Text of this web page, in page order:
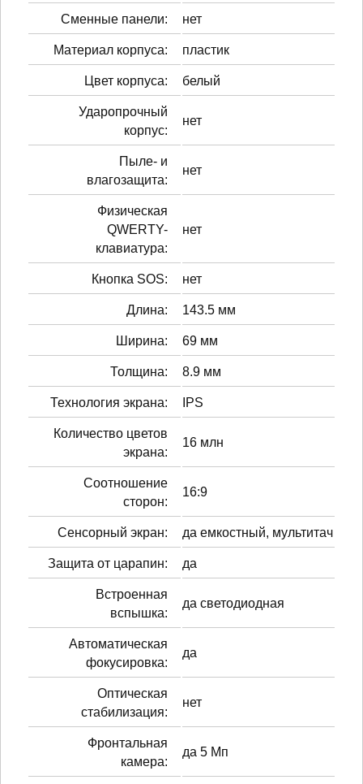
Сменные панели: нет
Материал корпуса: пластик
Цвет корпуса: белый
Ударопрочный
корпус:
нет
Пыле- и
влагозащита:
нет
Физическая
QWERTY-
клавиатура:
нет
Кнопка SOS: нет
Длина: 143.5 мм
Ширина: 69 мм
Толщина: 8.9 мм
Технология экрана: IPS
Количество цветов
экрана:
16 млн
Соотношение
сторон:
16:9
Сенсорный экран: да емкостный, мультитач
Защита от царапин: да
Встроенная
вспышка:
да светодиодная
Автоматическая
фокусировка:
да
Оптическая
стабилизация:
нет
Фронтальная
камера:
да 5 Мп